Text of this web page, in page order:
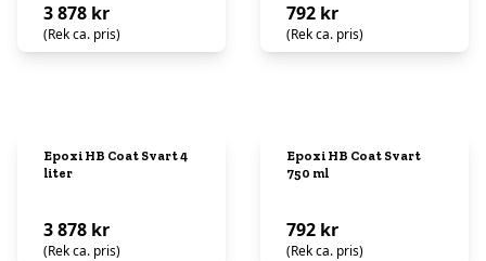
3 878 kr
(Rek ca. pris)
792 kr
(Rek ca. pris)
Epoxi HB Coat Svart 4
liter
3 878 kr
(Rek ca. pris)
Epoxi HB Coat Svart
750 ml
792 kr
(Rek ca. pris)